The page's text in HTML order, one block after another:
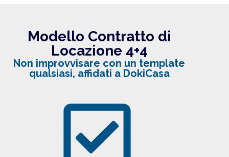
Modello Contratto di
Locazione 4+4
Non improvvisare con un template
qualsiasi, affidati a DokiCasa